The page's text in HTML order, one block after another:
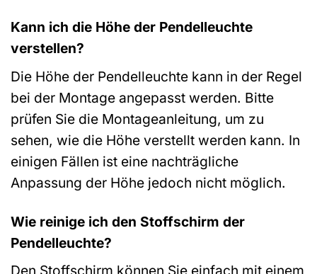
Kann ich die Höhe der Pendelleuchte
verstellen?
Die Höhe der Pendelleuchte kann in der Regel
bei der Montage angepasst werden. Bitte
prüfen Sie die Montageanleitung, um zu
sehen, wie die Höhe verstellt werden kann. In
einigen Fällen ist eine nachträgliche
Anpassung der Höhe jedoch nicht möglich.
Wie reinige ich den Stoffschirm der
Pendelleuchte?